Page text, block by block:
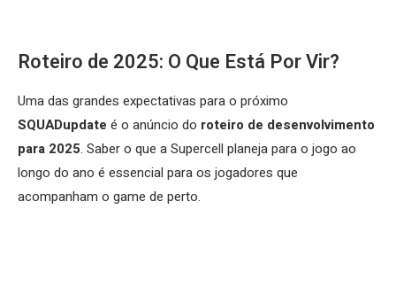
Roteiro de 2025: O Que Está Por Vir?
Uma das grandes expectativas para o próximo
SQUADupdate é o anúncio do roteiro de desenvolvimento
para 2025. Saber o que a Supercell planeja para o jogo ao
longo do ano é essencial para os jogadores que
acompanham o game de perto.